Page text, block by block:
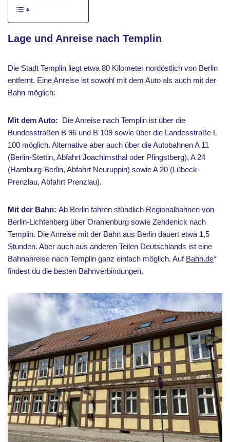
Lage und Anreise nach Templin
Die Stadt Templin liegt etwa 80 Kilometer nordöstlich von Berlin
entfernt. Eine Anreise ist sowohl mit dem Auto als auch mit der
Bahn möglich:
Mit dem Auto: Die Anreise nach Templin ist über die
Bundesstraßen B 96 und B 109 sowie über die Landesstraße L
100 möglich. Alternative aber auch über die Autobahnen A 11
(Berlin-Stettin, Abfahrt Joachimsthal oder Pfingstberg), A 24
(Hamburg-Berlin, Abfahrt Neuruppin) sowie A 20 (Lübeck-
Prenzlau, Abfahrt Prenzlau).
Mit der Bahn: Ab Berlin fahren stündlich Regionalbahnen von
Berlin-Lichtenberg über Oranienburg sowie Zehdenick nach
Templin. Die Anreise mit der Bahn aus Berlin dauert etwa 1,5
Stunden. Aber auch aus anderen Teilen Deutschlands ist eine
Bahnanreise nach Templin ganz einfach möglich. Auf Bahn.de*
findest du die besten Bahnverbindungen.